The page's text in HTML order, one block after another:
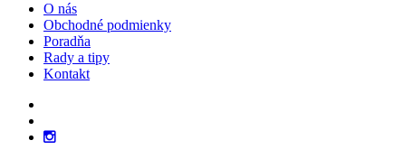
O nás
Obchodné podmienky
Poradňa
Rady a tipy
Kontakt